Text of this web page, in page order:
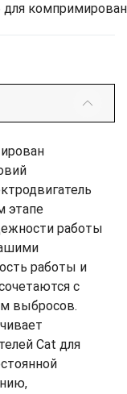
этапе
работы
работы и
с
выбросов.
Cat для